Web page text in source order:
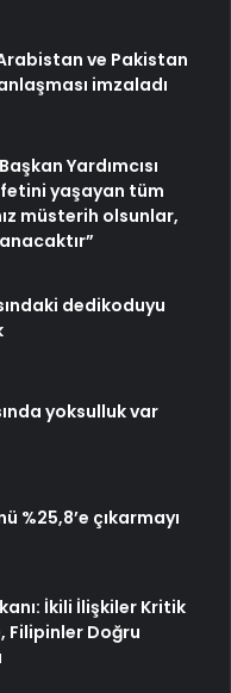
ve Pakistan
imzaladı
Yardımcısı
yaşayan tüm
müsterih olsunlar,
dedikoduyu
yoksulluk var
%25,8’e çıkarmayı
İkili İlişkiler Kritik
Filipinler Doğru